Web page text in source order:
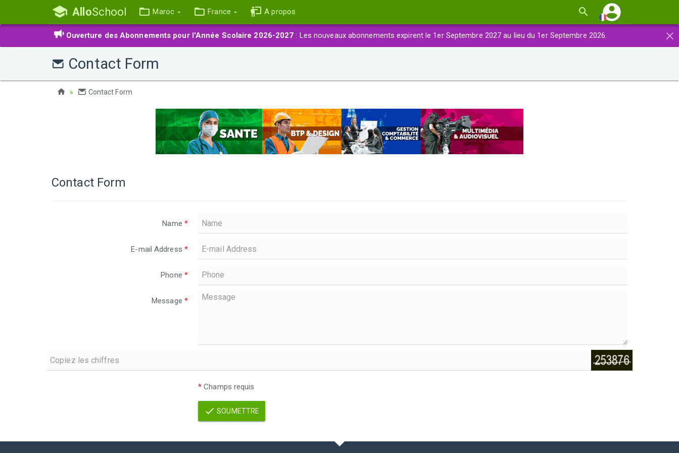
AlloSchool Maroc France A propos
×
Ouverture des Abonnements pour l'Année Scolaire 2026-2027 : Les nouveaux abonnements expirent le 1er Septembre 2027 au lieu du 1er Septembre 2026.
Contact Form
Contact Form
Contact Form
Name *
E-mail Address *
Phone *
Message *
* Champs requis
SOUMETTRE